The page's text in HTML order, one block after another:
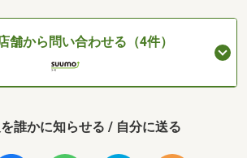
舗から問い合わせる（4件）
誰かに知らせる / 自分に送る